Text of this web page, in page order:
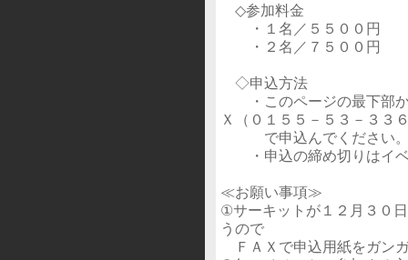
◇参加料金
・１名／５５００円
・２名／７５００円
◇申込方法
・このページの最下部か
Ｘ（０１５５－５３－３３
で申込んでください
・申込の締め切りはイベ
≪お願い事項≫
①サーキットが１２月３０
うので
ＦＡＸで申込用紙をガン